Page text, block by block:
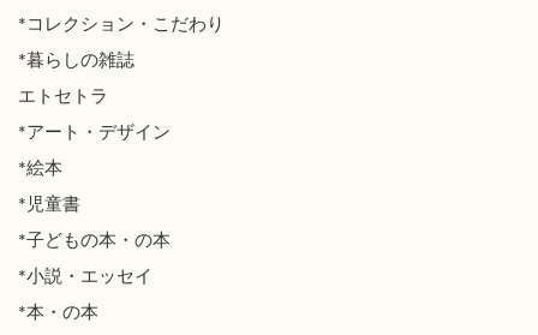
*コレクション・こだわり
*暮らしの雑誌
エトセトラ
*アート・デザイン
*絵本
*児童書
*子どもの本・の本
*小説・エッセイ
*本・の本